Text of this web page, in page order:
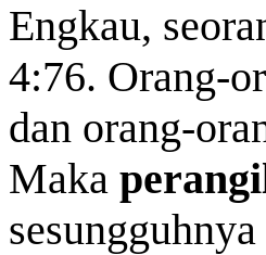
Engkau,
4:76. Orang-
dan orang-
Maka